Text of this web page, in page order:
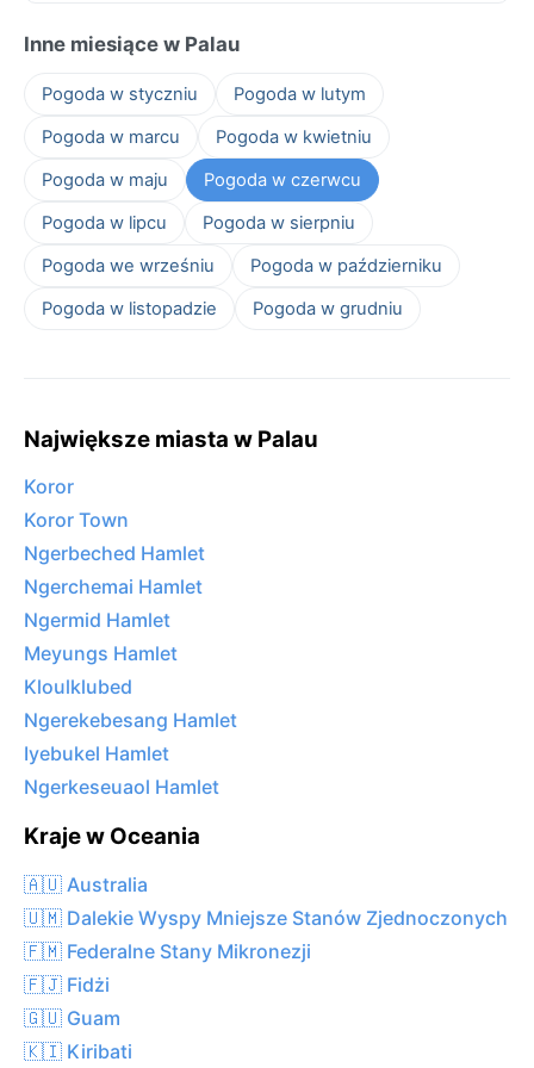
Inne miesiące w Palau
Pogoda w styczniu
Pogoda w lutym
Pogoda w marcu
Pogoda w kwietniu
Pogoda w maju
Pogoda w czerwcu
Pogoda w lipcu
Pogoda w sierpniu
Pogoda we wrześniu
Pogoda w październiku
Pogoda w listopadzie
Pogoda w grudniu
Największe miasta w Palau
Koror
Koror Town
Ngerbeched Hamlet
Ngerchemai Hamlet
Ngermid Hamlet
Meyungs Hamlet
Kloulklubed
Ngerekebesang Hamlet
Iyebukel Hamlet
Ngerkeseuaol Hamlet
Kraje w Oceania
🇦🇺 Australia
🇺🇲 Dalekie Wyspy Mniejsze Stanów Zjednoczonych
🇫🇲 Federalne Stany Mikronezji
🇫🇯 Fidżi
🇬🇺 Guam
🇰🇮 Kiribati